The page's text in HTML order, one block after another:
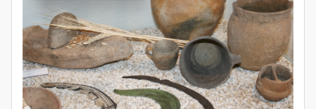
Schaltfläche
„Auswählen“.
Weitere
Informationen
finden
Sie